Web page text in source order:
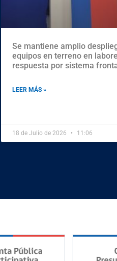
Se mantiene amplio
equipos en terreno en
respuesta por sistema
LEER MÁS »
18 de Julio de 2026 11:06